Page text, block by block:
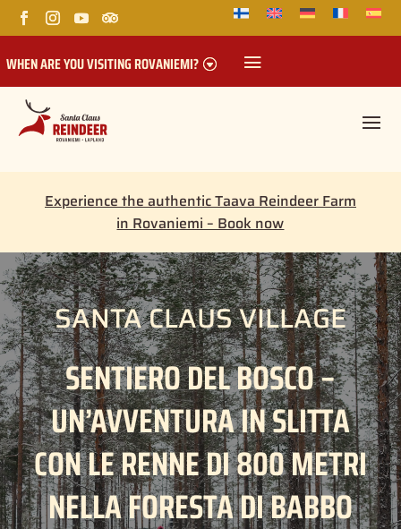
WHEN ARE YOU VISITING ROVANIEMI?
Experience the authentic Taava Reindeer Farm
in Rovaniemi – Book now
SANTA CLAUS VILLAGE
SENTIERO DEL BOSCO –
UN’AVVENTURA IN SLITTA
CON LE RENNE DI 800 METRI
NELLA FORESTA DI BABBO